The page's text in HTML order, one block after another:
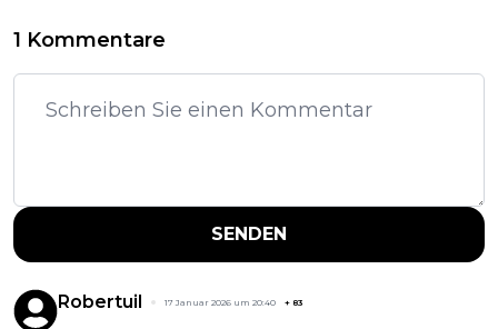
1 Kommentare
SENDEN
Robertuil 17 Januar 2026 um 20:40 + 83